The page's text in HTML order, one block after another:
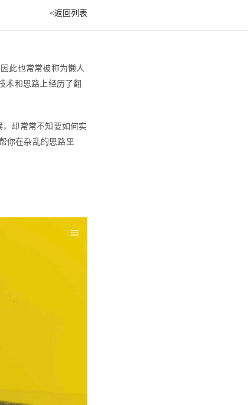
<返回列表
此也常常被称为懒人
术和思路上经历了翻
却常常不知要如何实
你在杂乱的思路里